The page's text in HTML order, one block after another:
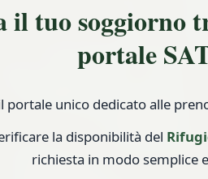
il tuo soggiorno
portale
portale unico dedicato alle
la disponibilità del
richiesta in modo semplice